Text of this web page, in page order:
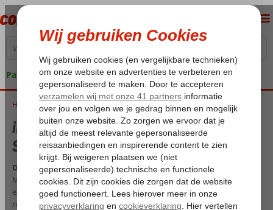
Pakketgarantie
Home iPhone app nu verkrijgbaar in de App Store
iPhone app nu verkrijgbaar in de App
Store
De Corendon app; hét startpunt van uw Corendon vakantie
Met de nieuwe Corendon app krijgt u snel en gemakkelijk toegang tot
eerder gemaakte boekingen. Van het hotel dat u geboekt heeft, de
reisgezelschap tot en met de betaalinformatie. Alles vindt u nu terug in